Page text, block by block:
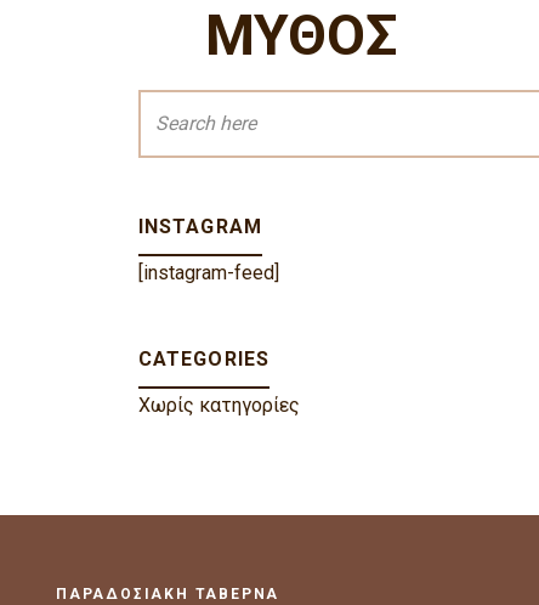
ΜΥΘΟΣ
INSTAGRAM
[instagram-feed]
CATEGORIES
Χωρίς κατηγορίες
ΠΑΡΑΔΟΣΙΑΚΗ ΤΑΒΕΡΝΑ